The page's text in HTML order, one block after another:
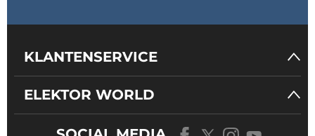
KLANTENSERVICE
ELEKTOR WORLD